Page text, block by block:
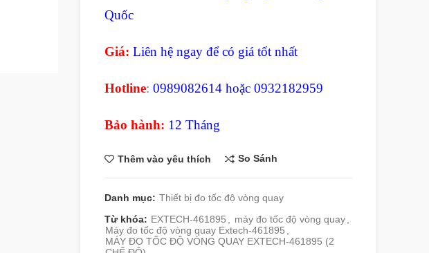
Quốc
Giá: Liên hệ ngay để có giá tốt nhất
Hotline: 0989082614 hoặc 0932182959
Bảo hành: 12 Tháng
Thêm vào yêu thích So Sánh
Danh mục: Thiết bị đo tốc độ vòng quay
Từ khóa: EXTECH-461895 , máy đo tốc độ vòng quay ,
Máy đo tốc độ vòng quay Extech-461895 ,
MÁY ĐO TỐC ĐỘ VÒNG QUAY EXTECH-461895 (2